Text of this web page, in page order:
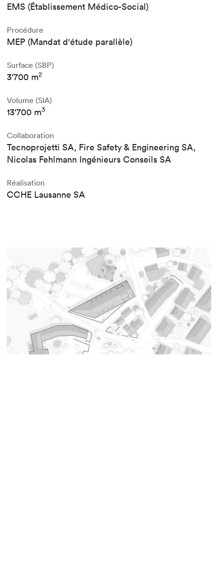
EMS (Établissement Médico-Social)
Procédure
MEP (Mandat d'étude parallèle)
Surface (SBP)
3'700 m2
Volume (SIA)
13'700 m3
Collaboration
Tecnoprojetti SA, Fire Safety & Engineering SA,
Nicolas Fehlmann Ingénieurs Conseils SA
Réalisation
CCHE Lausanne SA